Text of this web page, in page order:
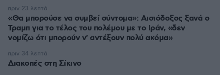
«Θα μπορούσε να συμβεί σύντομα»: Αισιόδοξος ξανά ο
Τραμπ για το τέλος του πολέμου με το Ιράν, «δεν
νομίζω ότι μπορούν ν' αντέξουν πολύ ακόμα»
πριν 23 λεπτά
Διακοπές στη Σίκινο
πριν 34 λεπτά